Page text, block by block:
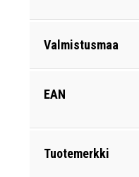
Valmistusmaa
EAN
Tuotemerkki